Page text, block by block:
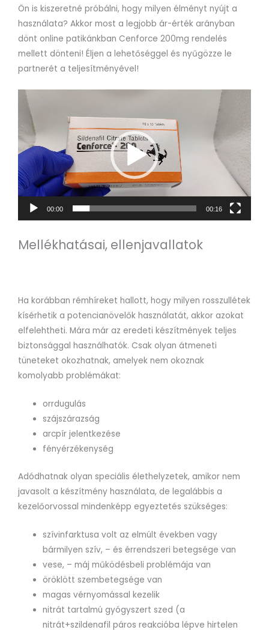
Ön is kiszeretné próbálni, hogy milyen élményt nyújt a
használata? Akkor most a legjobb ár-érték arányban
dönt online patikánkban Cenforce 200mg rendelés
mellett dönteni! Éljen a lehetőséggel és nyűgözze le
partnerét a teljesítményével!
Videólejátszó
00:00 00:16
Mellékhatásai, ellenjavallatok
Ha korábban rémhíreket hallott, hogy milyen rosszullétek
kísérhetik a potencianövelők használatát, akkor azokat
elfelehtheti. Mára már az eredeti készítmények teljes
biztonsággal használhatók. Csak olyan átmeneti
tüneteket okozhatnak, amelyek nem okoznak
komolyabb problémákat:
orrdugulás
szájszárazság
arcpír jelentkezése
fényérzékenység
Adódhatnak olyan speciális élethelyzetek, amikor nem
javasolt a készítmény használata, de legalábbis a
kezelőorvossal mindenképp egyeztetés szükséges:
szívinfarktusa volt az elmúlt években vagy
bármilyen szív, – és érrendszeri betegsége van
vese, – máj működésbeli problémája van
öröklött szembetegsége van
magas vérnyomással kezelik
nitrát tartalmú gyógyszert szed (a
nitrát+szildenafil páros reakcióba lépve hirtelen